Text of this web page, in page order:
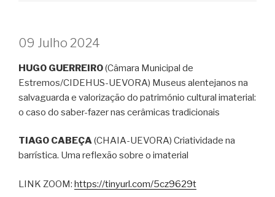
09 Julho 2024
HUGO GUERREIRO(Câmara Municipal de
Estremos/CIDEHUS-UEVORA) Museus alentejanos na
salvaguarda e valorização do património cultural imaterial:
o caso do saber-fazer nas cerâmicas tradicionais
TIAGO CABEÇA(CHAIA-UEVORA) Criatividade na
barrística. Uma reflexão sobre o imaterial
LINK ZOOM: https://tinyurl.com/5cz9629t